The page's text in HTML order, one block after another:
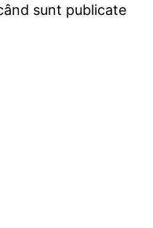
sunt publicate